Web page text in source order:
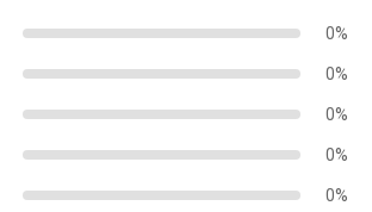
0%
0%
0%
0%
0%